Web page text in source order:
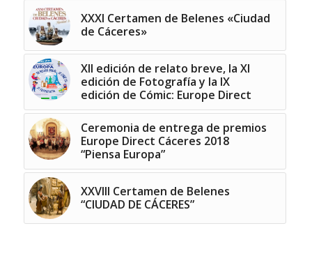
XXXI Certamen de Belenes «Ciudad
de Cáceres»
XII edición de relato breve, la XI
edición de Fotografía y la IX
edición de Cómic: Europe Direct
Ceremonia de entrega de premios
Europe Direct Cáceres 2018
“Piensa Europa”
XXVIII Certamen de Belenes
“CIUDAD DE CÁCERES”